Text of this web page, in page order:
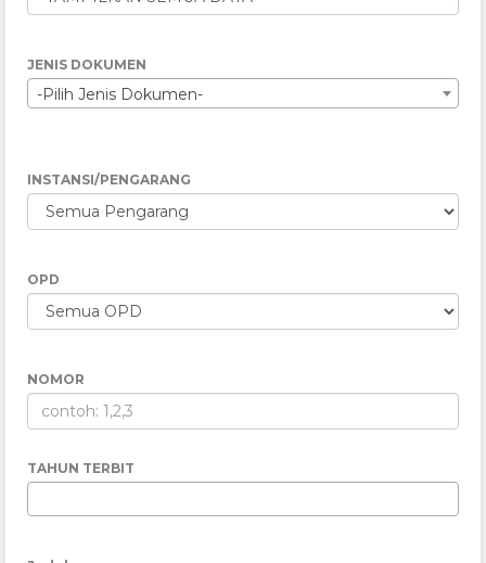
JENIS DOKUMEN
-Pilih Jenis Dokumen-
INSTANSI/PENGARANG
OPD
NOMOR
TAHUN TERBIT